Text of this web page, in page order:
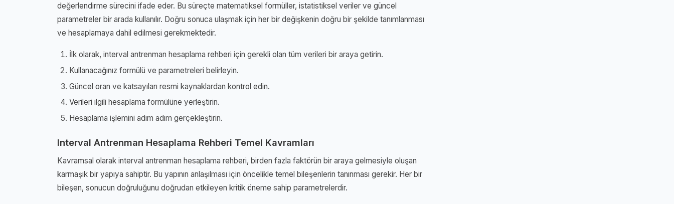
değerlendirme sürecini ifade eder. Bu süreçte matematiksel formüller, istatistiksel veriler ve güncel
parametreler bir arada kullanılır. Doğru sonuca ulaşmak için her bir değişkenin doğru bir şekilde tanımlanması
ve hesaplamaya dahil edilmesi gerekmektedir.
İlk olarak, interval antrenman hesaplama rehberi için gerekli olan tüm verileri bir araya getirin.
Kullanacağınız formülü ve parametreleri belirleyin.
Güncel oran ve katsayıları resmi kaynaklardan kontrol edin.
Verileri ilgili hesaplama formülüne yerleştirin.
Hesaplama işlemini adım adım gerçekleştirin.
Interval Antrenman Hesaplama Rehberi Temel Kavramları
Kavramsal olarak interval antrenman hesaplama rehberi, birden fazla faktörün bir araya gelmesiyle oluşan
karmaşık bir yapıya sahiptir. Bu yapının anlaşılması için öncelikle temel bileşenlerin tanınması gerekir. Her bir
bileşen, sonucun doğruluğunu doğrudan etkileyen kritik öneme sahip parametrelerdir.